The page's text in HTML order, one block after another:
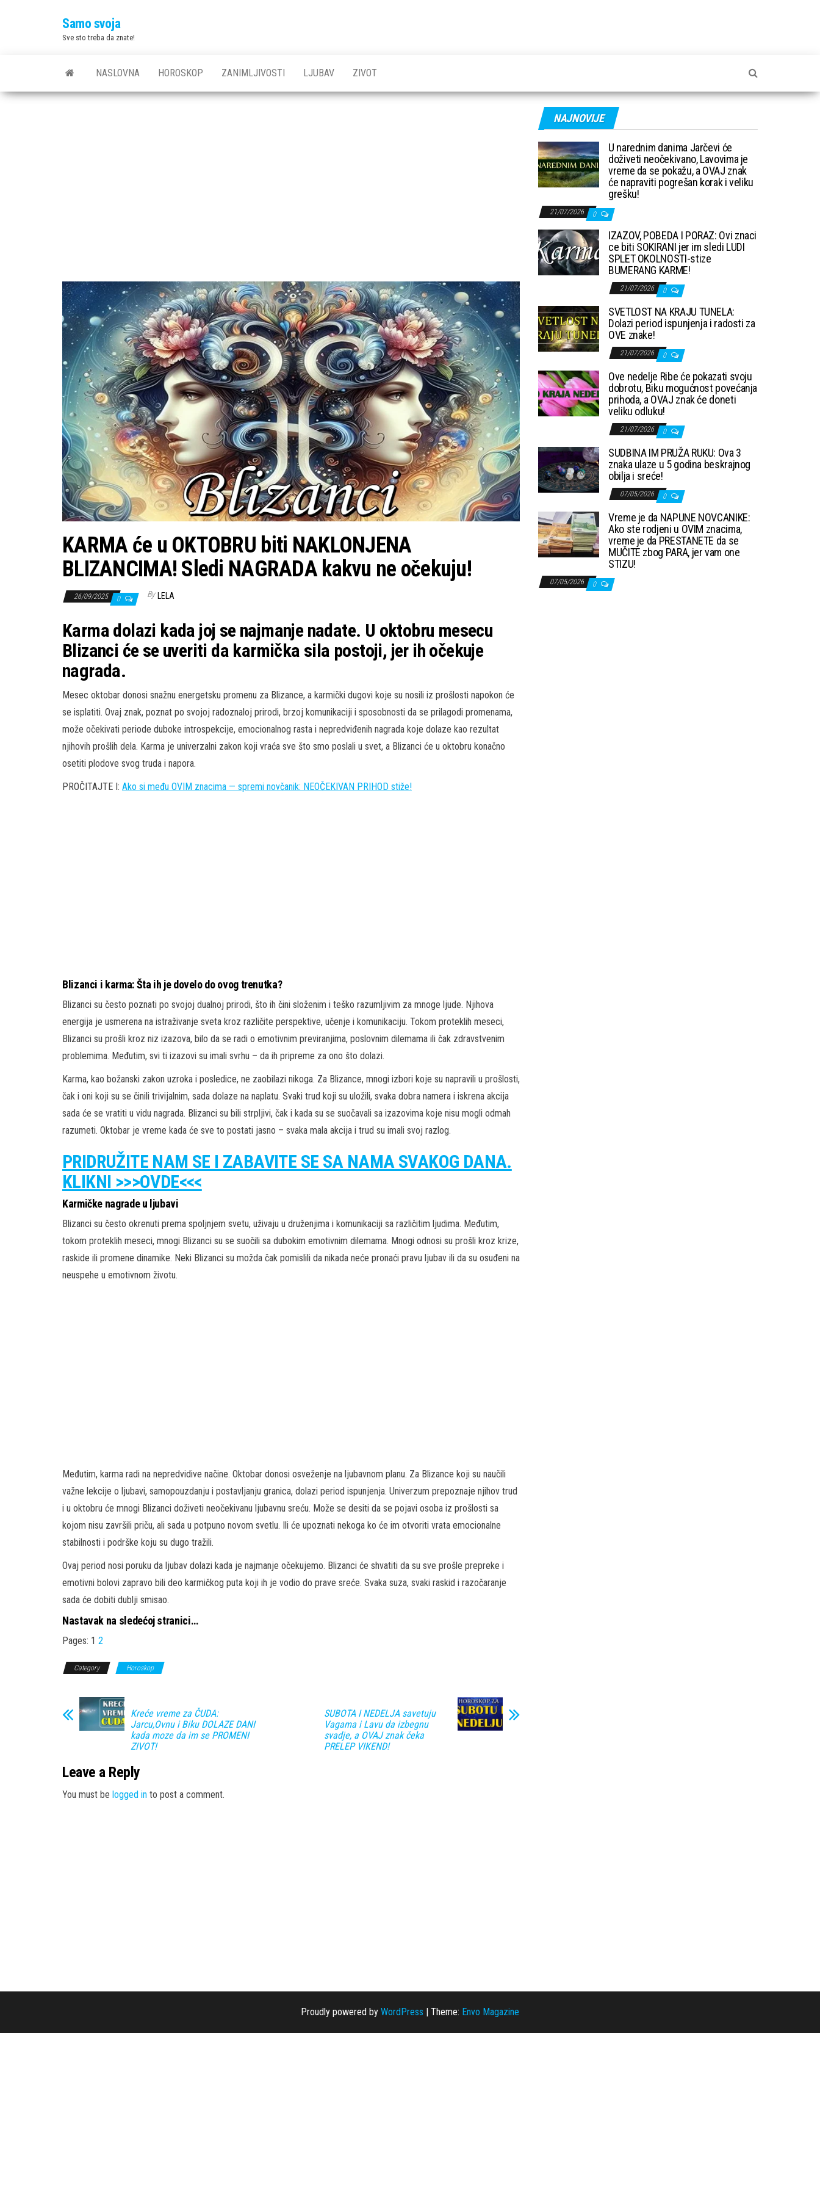
Samo svoja
Sve sto treba da znate!
NASLOVNA HOROSKOP ZANIMLJIVOSTI LJUBAV ZIVOT
KARMA će u OKTOBRU biti NAKLONJENA
BLIZANCIMA! Sledi NAGRADA kakvu ne očekuju!
26/09/2025 0 By LELA
Karma dolazi kada joj se najmanje nadate. U oktobru mesecu
Blizanci će se uveriti da karmička sila postoji, jer ih očekuje
nagrada.
Mesec oktobar donosi snažnu energetsku promenu za Blizance, a karmički dugovi koje su nosili iz prošlosti napokon će
se isplatiti. Ovaj znak, poznat po svojoj radoznaloj prirodi, brzoj komunikaciji i sposobnosti da se prilagodi promenama,
može očekivati periode duboke introspekcije, emocionalnog rasta i nepredviđenih nagrada koje dolaze kao rezultat
njihovih prošlih dela. Karma je univerzalni zakon koji vraća sve što smo poslali u svet, a Blizanci će u oktobru konačno
osetiti plodove svog truda i napora.
PROČITAJTE I: Ako si među OVIM znacima — spremi novčanik: NEOČEKIVAN PRIHOD stiže!
Blizanci i karma: Šta ih je dovelo do ovog trenutka?
Blizanci su često poznati po svojoj dualnoj prirodi, što ih čini složenim i teško razumljivim za mnoge ljude. Njihova
energija je usmerena na istraživanje sveta kroz različite perspektive, učenje i komunikaciju. Tokom proteklih meseci,
Blizanci su prošli kroz niz izazova, bilo da se radi o emotivnim previranjima, poslovnim dilemama ili čak zdravstvenim
problemima. Međutim, svi ti izazovi su imali svrhu – da ih pripreme za ono što dolazi.
Karma, kao božanski zakon uzroka i posledice, ne zaobilazi nikoga. Za Blizance, mnogi izbori koje su napravili u prošlosti,
čak i oni koji su se činili trivijalnim, sada dolaze na naplatu. Svaki trud koji su uložili, svaka dobra namera i iskrena akcija
sada će se vratiti u vidu nagrada. Blizanci su bili strpljivi, čak i kada su se suočavali sa izazovima koje nisu mogli odmah
razumeti. Oktobar je vreme kada će sve to postati jasno – svaka mala akcija i trud su imali svoj razlog.
PRIDRUŽITE NAM SE I ZABAVITE SE SA NAMA SVAKOG DANA.
KLIKNI >>>OVDE<<<
Karmičke nagrade u ljubavi
Blizanci su često okrenuti prema spoljnjem svetu, uživaju u druženjima i komunikaciji sa različitim ljudima. Međutim,
tokom proteklih meseci, mnogi Blizanci su se suočili sa dubokim emotivnim dilemama. Mnogi odnosi su prošli kroz krize,
raskide ili promene dinamike. Neki Blizanci su možda čak pomislili da nikada neće pronaći pravu ljubav ili da su osuđeni na
neuspehe u emotivnom životu.
Međutim, karma radi na nepredvidive načine. Oktobar donosi osveženje na ljubavnom planu. Za Blizance koji su naučili
važne lekcije o ljubavi, samopouzdanju i postavljanju granica, dolazi period ispunjenja. Univerzum prepoznaje njihov trud
i u oktobru će mnogi Blizanci doživeti neočekivanu ljubavnu sreću. Može se desiti da se pojavi osoba iz prošlosti sa
kojom nisu završili priču, ali sada u potpuno novom svetlu. Ili će upoznati nekoga ko će im otvoriti vrata emocionalne
stabilnosti i podrške koju su dugo tražili.
Ovaj period nosi poruku da ljubav dolazi kada je najmanje očekujemo. Blizanci će shvatiti da su sve prošle prepreke i
emotivni bolovi zapravo bili deo karmičkog puta koji ih je vodio do prave sreće. Svaka suza, svaki raskid i razočaranje
sada će dobiti dublji smisao.
Nastavak na sledećoj stranici…
Pages: 1 2
Category Horoskop
Kreće vreme za ČUDA:
Jarcu,Ovnu i Biku DOLAZE DANI
kada moze da im se PROMENI
ZIVOT!
SUBOTA I NEDELJA savetuju
Vagama i Lavu da izbegnu
svadje, a OVAJ znak čeka
PRELEP VIKEND!
Leave a Reply
You must be logged in to post a comment.
NAJNOVIJE
U narednim danima Jarčevi će
doživeti neočekivano, Lavovima je
vreme da se pokažu, a OVAJ znak
će napraviti pogrešan korak i veliku
grešku!
21/07/2026 0
IZAZOV, POBEDA I PORAZ: Ovi znaci
ce biti SOKIRANI jer im sledi LUDI
SPLET OKOLNOSTI-stize
BUMERANG KARME!
21/07/2026 0
SVETLOST NA KRAJU TUNELA:
Dolazi period ispunjenja i radosti za
OVE znake!
21/07/2026 0
Ove nedelje Ribe će pokazati svoju
dobrotu, Biku mogućnost povećanja
prihoda, a OVAJ znak će doneti
veliku odluku!
21/07/2026 0
SUDBINA IM PRUŽA RUKU: Ova 3
znaka ulaze u 5 godina beskrajnog
obilja i sreće!
07/05/2026 0
Vreme je da NAPUNE NOVCANIKE:
Ako ste rodjeni u OVIM znacima,
vreme je da PRESTANETE da se
MUČITE zbog PARA, jer vam one
STIZU!
07/05/2026 0
Proudly powered by WordPress | Theme: Envo Magazine